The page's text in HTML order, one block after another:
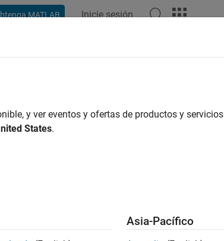
MATLAB Inicie sesión
¿Qué tan útil fue esta traducción?
y ver eventos y ofertas de productos y servicios
States.
Asia-Pacífico